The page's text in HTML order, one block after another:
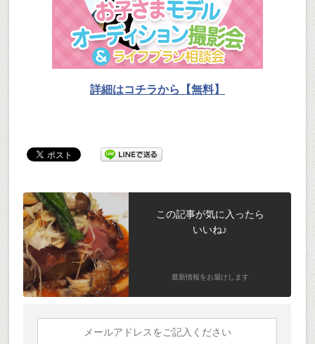
詳細はコチラから【無料】
この記事が気に入ったら
いいね♪
最新情報をお届けします